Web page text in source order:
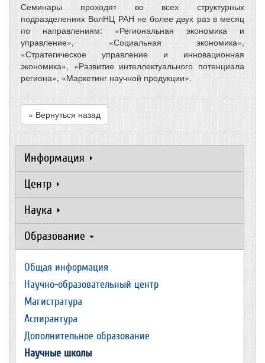
Семинары проходят во всех структурных
подразделениях ВолНЦ РАН не более двух раз в месяц
по направлениям: «Региональная экономика и
управление», «Социальная экономика»,
«Стратегическое управление и инновационная
экономика», «Развитие интеллектуального потенциала
региона», «Маркетинг научной продукции».
« Вернуться назад
Информация
Центр
Наука
Образование
Общая информация
Научно-образовательный центр
Магистратура
Аспирантура
Дополнительное образование
Научные школы